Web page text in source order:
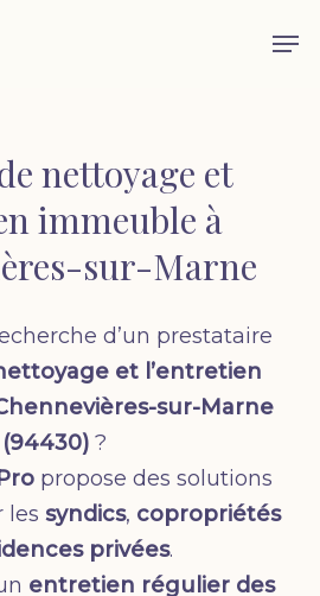
nettoyage et
immeuble à
sur-Marne
d’un prestataire
et l’entretien
sur-Marne
(94430)?
propose des solutions
lessyndics, copropriétés
privées.
entretien régulier des